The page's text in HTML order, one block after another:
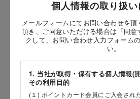
個人情報の取り扱い
メールフォームにてお問い合わせを
頂き、ご同意いただける場合は「同意
クして、お問い合わせ入力フォーム
い。
1. 当社が取得・保有する個人情報(
その利用目的
(１) ポイントカード会員にご入会され
八ヶ岳南牧村契約牧場 しぼりたて牛乳
お問い合わせ時氏名
［名］
（全角で入力してください）